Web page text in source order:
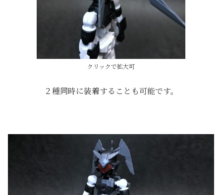
クリックで拡大可
２種同時に装着することも可能です。